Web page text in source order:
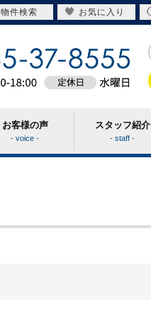
物件検索 お気に入り
お客様の声
- voice -
スタッフ紹介
- staff -